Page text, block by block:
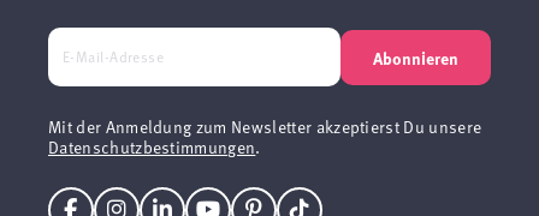
Abonnieren
Mit der Anmeldung zum Newsletter akzeptierst Du unsere
Datenschutzbestimmungen.